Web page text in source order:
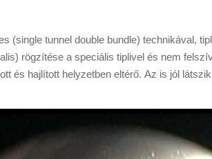
(single tunnel double bundle) technikával,
rögzítése a speciális tiplivel és nem
és hajlított helyzetben eltérő. Az is jól